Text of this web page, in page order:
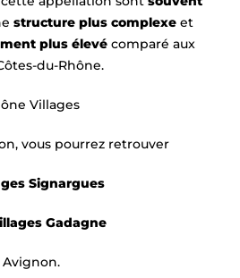
structure plus complexe et
plus élevé comparé aux
du-Rhône.
Villages
vous pourrez retrouver
Signargues
Gadagne